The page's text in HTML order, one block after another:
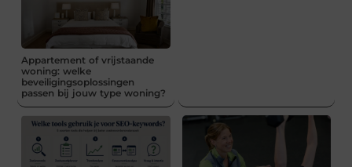
Appartement of vrijstaande
woning: welke
beveiligingsoplossingen
passen bij jouw type woning?